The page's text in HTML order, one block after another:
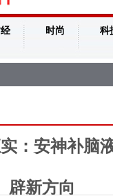
时尚 科
：安神补脑
辟新方向